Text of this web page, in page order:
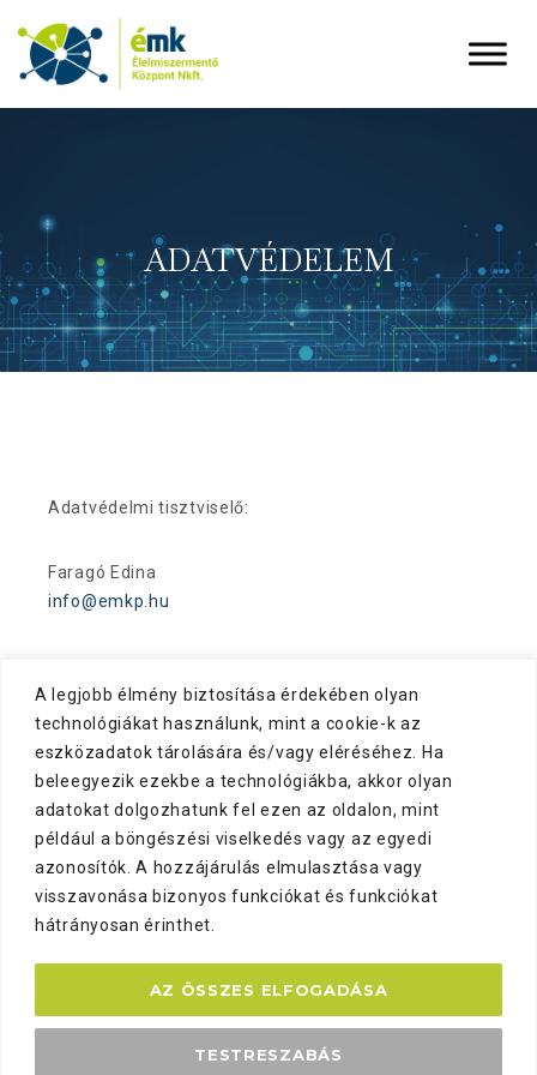
A legjobb élmény biztosítása érdekében olyan
technológiákat használunk, mint a cookie-k az
eszközadatok tárolására és/vagy eléréséhez. Ha
beleegyezik ezekbe a technológiákba, akkor olyan
adatokat dolgozhatunk fel ezen az oldalon, mint
például a böngészési viselkedés vagy az egyedi
azonosítók. A hozzájárulás elmulasztása vagy
visszavonása bizonyos funkciókat és funkciókat
hátrányosan érinthet.
TESTRESZABÁS
AZ ÖSSZES ELFOGADÁSA
ADATVÉDELEM
Adatvédelmi tisztviselő:
Faragó Edina
info@emkp.hu
IMPRESSZUM